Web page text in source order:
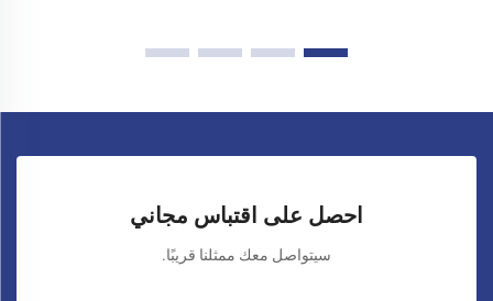
احصل على اقتباس مجاني
سيتواصل معك ممثلنا قريبًا.